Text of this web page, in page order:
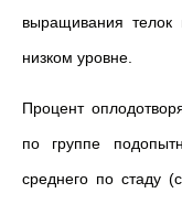
выращивания телок
низком уровне.
Процент
по группе
среднего по стаду